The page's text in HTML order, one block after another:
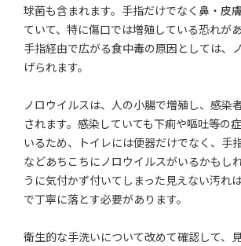
球菌も含まれます。手指だけでなく鼻・皮
ていて、特に傷口では増殖している恐れが
手指経由で広がる食中毒の原因としては、
げられます。
ノロウイルスは、人の小腸で増殖し、感染
されます。感染していても下痢や嘔吐等の
いるため、トイレには便器だけでなく、手
などあちこちにノロウイルスがいるかもし
うに気付かず付いてしまった見えない汚れ
で丁寧に落とす必要があります。
衛生的な手洗いについて改めて確認して、